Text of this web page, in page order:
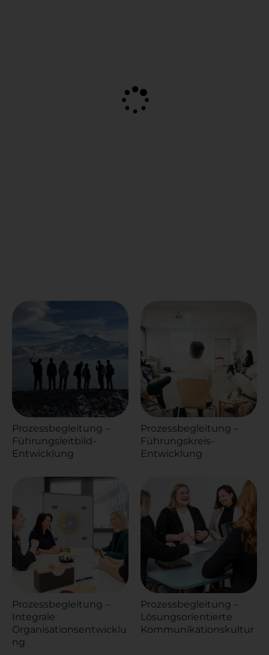
Prozessbegleitung –
Führungsleitbild-
Entwicklung
Prozessbegleitung –
Führungskreis-
Entwicklung
Prozessbegleitung –
Integrale
Organisationsentwicklu
ng
Prozessbegleitung –
Lösungsorientierte
Kommunikationskultur